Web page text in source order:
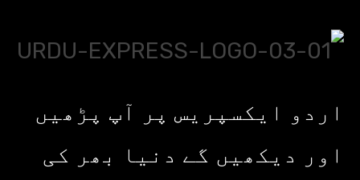
اردو ایکسپریس پر آپ پڑھیں
اور دیکھیں گے دنیا بھر کی